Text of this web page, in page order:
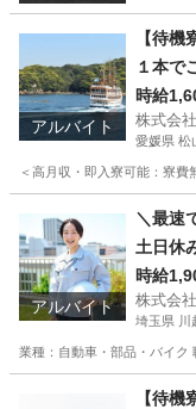
アルバイト
【待
１本で
時給
株式会
愛媛県 松
＜高月収・即入寮可能：寮
工場
アルバイト
＼最速
土日休
あり♪
時給
株式会
埼玉県 川
業種：自動車・部品・バイク
工場
【待